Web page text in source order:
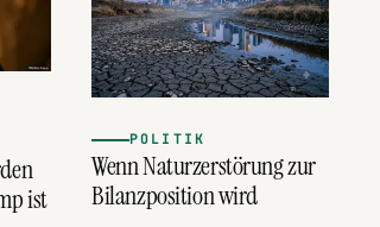
ist
POLITIK
Wenn Naturzerstörung zur
Bilanzposition wird